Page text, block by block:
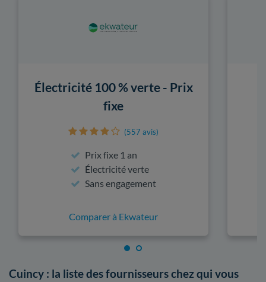
Électricité 100 % verte - Prix
fixe
(557 avis)
Prix fixe 1 an
Électricité verte
Sans engagement
Comparer à Ekwateur
Cuincy : la liste des fournisseurs chez qui vous